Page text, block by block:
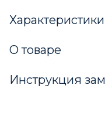
Характеристики
О товаре
Инструкция